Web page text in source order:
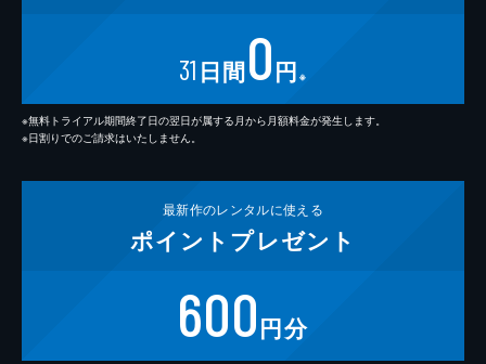
31 日間0円 ※
※無料トライアル期間終了日の翌日が属する月から月額料金が発生します。
※日割りでのご請求はいたしません。
最新作のレンタルに使える
ポイント プレゼント
600円分